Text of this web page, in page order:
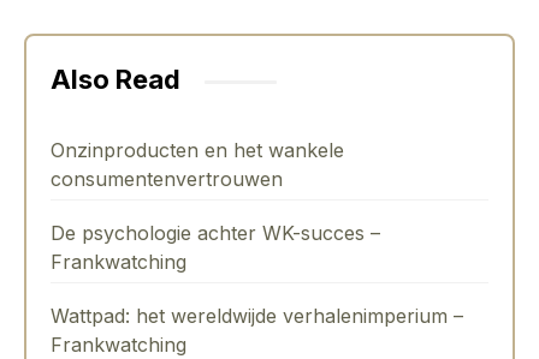
Also Read
Onzinproducten en het wankele
consumentenvertrouwen
De psychologie achter WK-succes –
Frankwatching
Wattpad: het wereldwijde verhalenimperium –
Frankwatching